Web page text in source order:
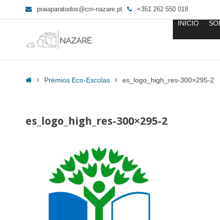
300x295-
praiaparatodos@cm-nazare.pt +351 262 550 018
INÍCIO
HomePrémios Eco-Escolas es_logo_high_res-300×295-2
es_logo_high_res-300×295-2